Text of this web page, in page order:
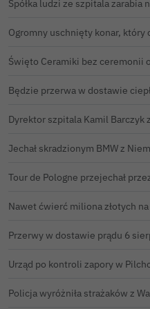
Dyrektor szpitala Kamil Barczyk